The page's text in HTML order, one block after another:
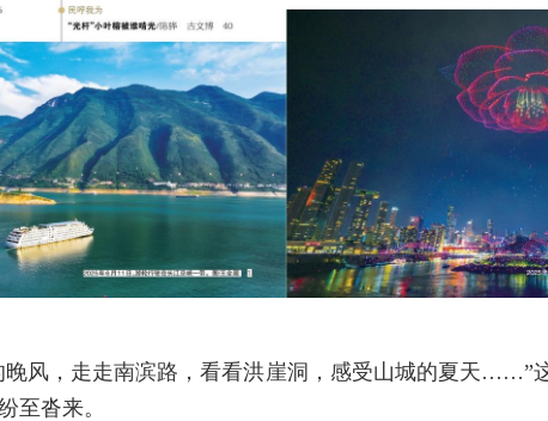
晚风，走走南滨路，看看洪崖洞，感受山城的夏天……”
至沓来。